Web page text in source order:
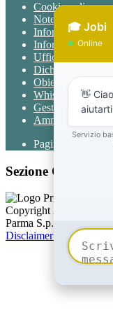
Cookie policy
Note legali
Informativa
Informativa
Ufficio Relazioni
Dichiarazione di
Obiettivi di
Whistleblowing
Gestione consensi
Amministrazione
Pagina
Sezione Copyright
Copyright 2026 |
Parma S.p.A. |
Disclaimer trattamento